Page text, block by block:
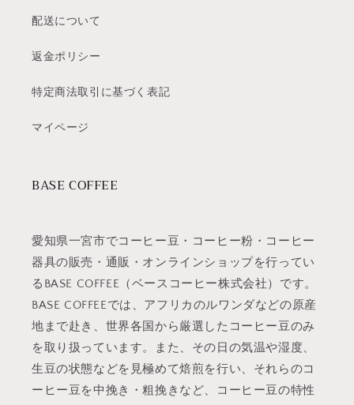
配送について
返金ポリシー
特定商法取引に基づく表記
マイページ
BASE COFFEE
愛知県一宮市でコーヒー豆・コーヒー粉・コーヒー
器具の販売・通販・オンラインショップを行ってい
るBASE COFFEE（ベースコーヒー株式会社）です。
BASE COFFEEでは、アフリカのルワンダなどの原産
地まで赴き、世界各国から厳選したコーヒー豆のみ
を取り扱っています。また、その日の気温や湿度、
生豆の状態などを見極めて焙煎を行い、それらのコ
ーヒー豆を中挽き・粗挽きなど、コーヒー豆の特性